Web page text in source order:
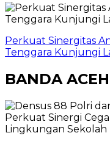
Perkuat Sinergitas
Tenggara Kunjungi
BANDA ACEH